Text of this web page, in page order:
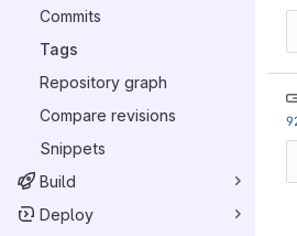
Commits
Tags
Repository graph
Compare revisions
Snippets
Build
Deploy